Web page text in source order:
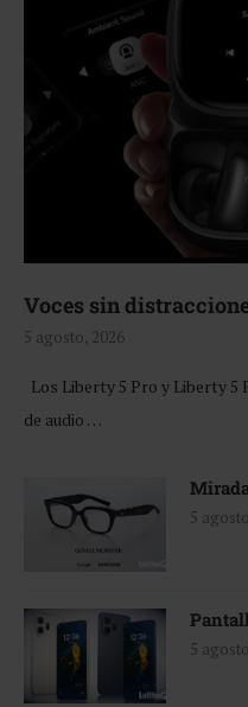
Voces sin
5 agosto, 2026
Los Liberty 5 Pro y Liberty 5
de audio …
5
5